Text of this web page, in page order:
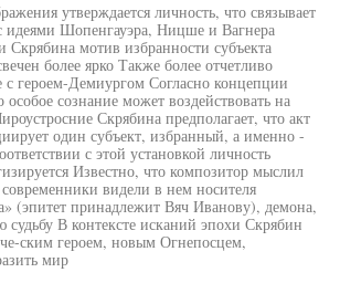
утверждается личность, что связывает
идеями Шопенгауэра, Ницше и Вагнера
мотив избранности субъекта
более ярко Также более отчетливо
с героем-Демиургом Согласно концепции
особое сознание может воздействовать на
Скрябина предполагает, что акт
один субъект, избранный, а именно -
с этой установкой личность
Известно, что композитор мыслил
видели в нем носителя
(эпитет принадлежит Вяч Иванову), демона,
В контексте исканий эпохи Скрябин
ским героем, новым Огнепосцем,
мир